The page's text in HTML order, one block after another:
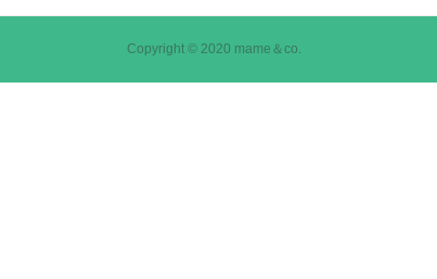
Copyright © 2020 mame＆co.